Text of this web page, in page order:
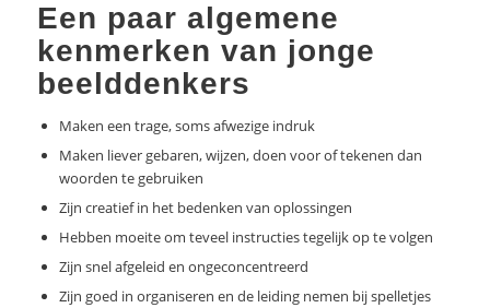
Een paar algemene
kenmerken van jonge
beelddenkers
Maken een trage, soms afwezige indruk
Maken liever gebaren, wijzen, doen voor of tekenen dan
woorden te gebruiken
Zijn creatief in het bedenken van oplossingen
Hebben moeite om teveel instructies tegelijk op te volgen
Zijn snel afgeleid en ongeconcentreerd
Zijn goed in organiseren en de leiding nemen bij spelletjes